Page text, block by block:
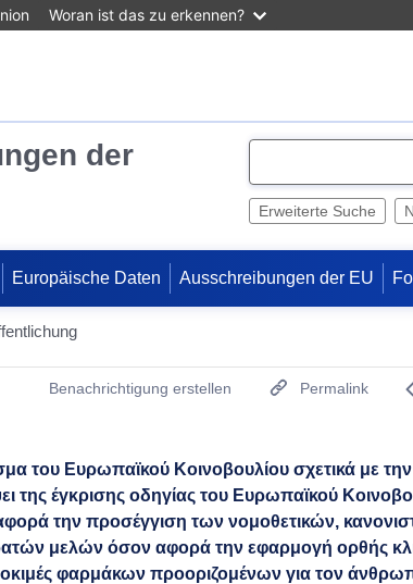
Woran ist das zu erkennen?
der
e
Erweiterte Suche
Europäische Daten Ausschreibungen der EU
Benachrichtigung erstellen Permalink
του Ευρωπαϊκού Κοινοβουλίου σχετικά με
της έγκρισης οδηγίας του Ευρωπαϊκού
την προσέγγιση των νομοθετικών,
μελών όσον αφορά την εφαρμογή ορθής
δοκιμές φαρμάκων προοριζομένων για τον